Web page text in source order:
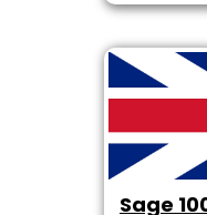
Sage